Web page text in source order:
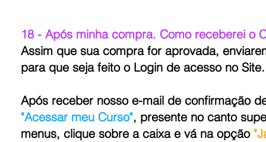
18 - Após minha compra. Como receberei o
Assim que sua compra for aprovada,
para que seja feito o Login de acesso no Site.
Após receber nosso e-mail de confirmação
"Acessar meu Curso", presente no canto
menus, clique sobre a caixa e vá na opção